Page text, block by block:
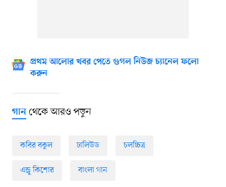
প্রথম আলোর খবর পেতে গুগল নিউজ চ্যানেল ফলো
করুন
গানথেকে আরও পড়ুন
কবির বকুল ঢালিউড চলচ্চিত্র
এন্ড্রু কিশোর বাংলা গান